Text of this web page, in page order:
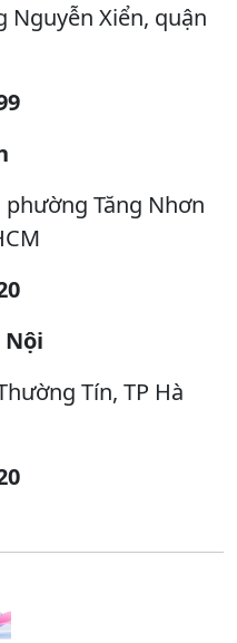
Nguyễn Xiển, quận
Tăng Nhơn
Tín, TP Hà